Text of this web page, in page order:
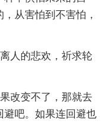
从害怕到不害怕，
人的悲欢，祈求轮
改变不了，那就去
避吧。如果连回避也